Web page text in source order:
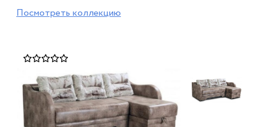
Посмотреть коллекцию